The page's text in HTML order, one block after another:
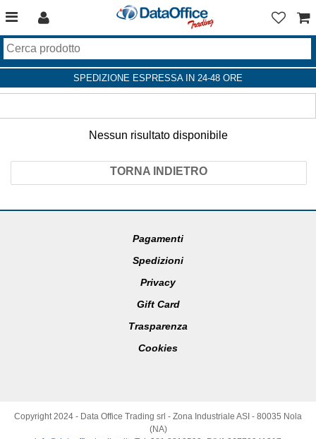
SPEDIZIONE ESPRESSA IN 24-48 ORE
Nessun risultato disponibile
TORNA INDIETRO
Pagamenti
Spedizioni
Privacy
Gift Card
Trasparenza
Cookies
Copyright 2024 - Data Office Trading srl - Zona Industriale ASI - 80035 Nola
(NA)